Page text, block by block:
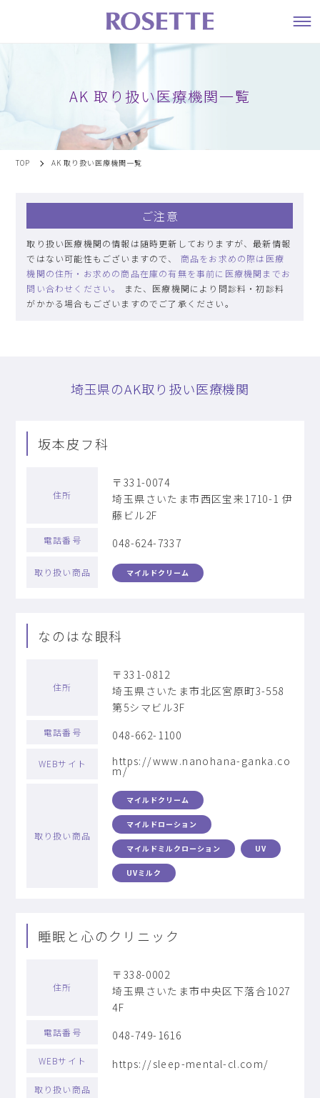
AK 取り扱い医療機関一覧
TOP AK 取り扱い医療機関一覧
ご注意
取り扱い医療機関の情報は随時更新しておりますが、最新情報
ではない可能性もございますので、 商品をお求めの際は医療
機関の住所・お求めの商品在庫の有無を事前に医療機関までお
問い合わせください。
また、医療機関により問診料・初診料
がかかる場合もございますのでご了承ください。
埼玉県のAK取り扱い医療機関
坂本皮フ科
住所
〒331-0074
埼玉県さいたま市西区宝来1710-1 伊
藤ビル2F
電話番号 048-624-7337
取り扱い商品 マイルドクリーム
なのはな眼科
住所
〒331-0812
埼玉県さいたま市北区宮原町3-558
第5シマビル3F
電話番号 048-662-1100
WEBサイト https://www.nanohana-ganka.co
m/
取り扱い商品
マイルドクリーム
マイルドローション
マイルドミルクローション UV
UVミルク
睡眠と心のクリニック
住所
〒338-0002
埼玉県さいたま市中央区下落合1027
4F
電話番号 048-749-1616
WEBサイト https://sleep-mental-cl.com/
取り扱い商品